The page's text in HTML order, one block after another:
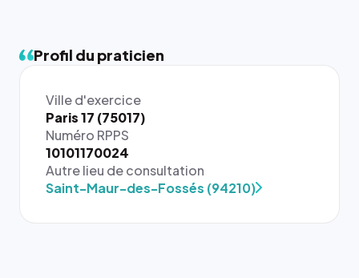
Profil du praticien
Ville d'exercice
Paris 17 (75017)
Numéro RPPS
10101170024
Autre lieu de consultation
Saint-Maur-des-Fossés (94210)
{# 40×40
: la taille
rendue par
`.profile-